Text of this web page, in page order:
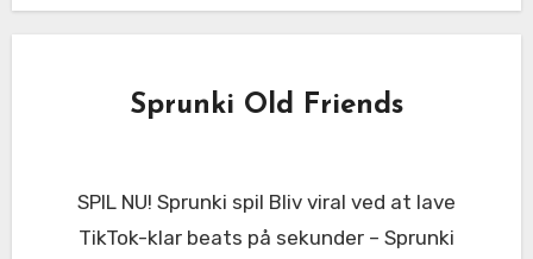
Sprunki Old Friends
SPIL NU! Sprunki spil Bliv viral ved at lave
TikTok-klar beats på sekunder – Sprunki